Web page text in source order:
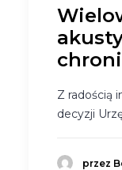
Z radością
decyzji
przez